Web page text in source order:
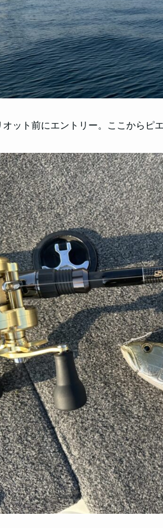
ット前にエントリー。ここからピ